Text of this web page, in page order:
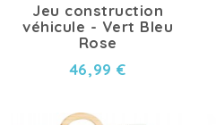
Jeu construction
véhicule - Vert Bleu
Rose
46,99 €